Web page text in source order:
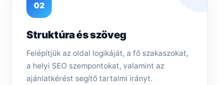
02
Struktúra és szöveg
Felépítjük az oldal logikáját, a fő szakaszokat,
a helyi SEO szempontokat, valamint az
ajánlatkérést segítő tartalmi irányt.